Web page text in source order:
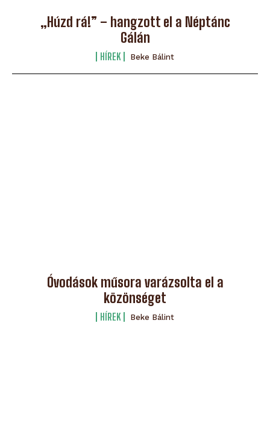
„Húzd rá!” – hangzott el a Néptánc
Gálán
HÍREK Beke Bálint
Óvodások műsora varázsolta el a
közönséget
HÍREK Beke Bálint